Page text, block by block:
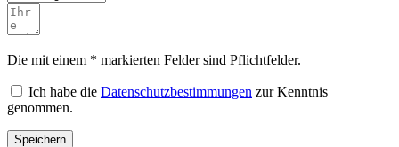
Die mit einem * markierten Felder sind Pflichtfelder.
Ich habe die Datenschutzbestimmungen zur Kenntnis
genommen.
Speichern